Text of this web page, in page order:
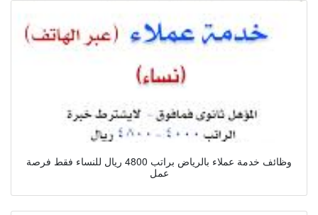
وظائف خدمة عملاء بالرياض براتب 4800 ريال للنساء فقط فرصة
عمل